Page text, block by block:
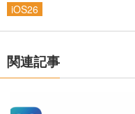
iOS26
関連記事